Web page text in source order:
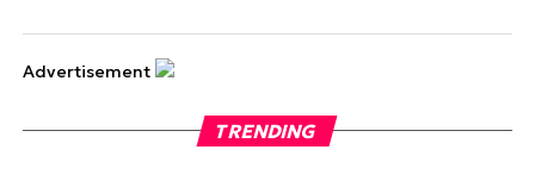
Advertisement
TRENDING